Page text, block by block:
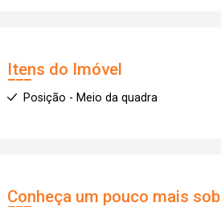
Itens do Imóvel
Posição - Meio da quadra
Conheça um pouco mais